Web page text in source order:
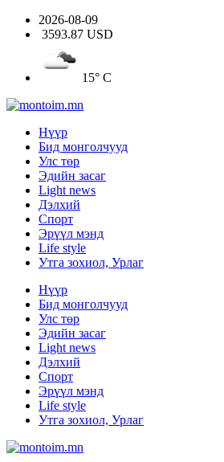
2026-08-09
3593.87 USD
15° C
Нүүр
Бид монголчууд
Улс төр
Эдийн засаг
Light news
Дэлхий
Спорт
Эрүүл мэнд
Life style
Утга зохиол, Урлаг
Нүүр
Бид монголчууд
Улс төр
Эдийн засаг
Light news
Дэлхий
Спорт
Эрүүл мэнд
Life style
Утга зохиол, Урлаг